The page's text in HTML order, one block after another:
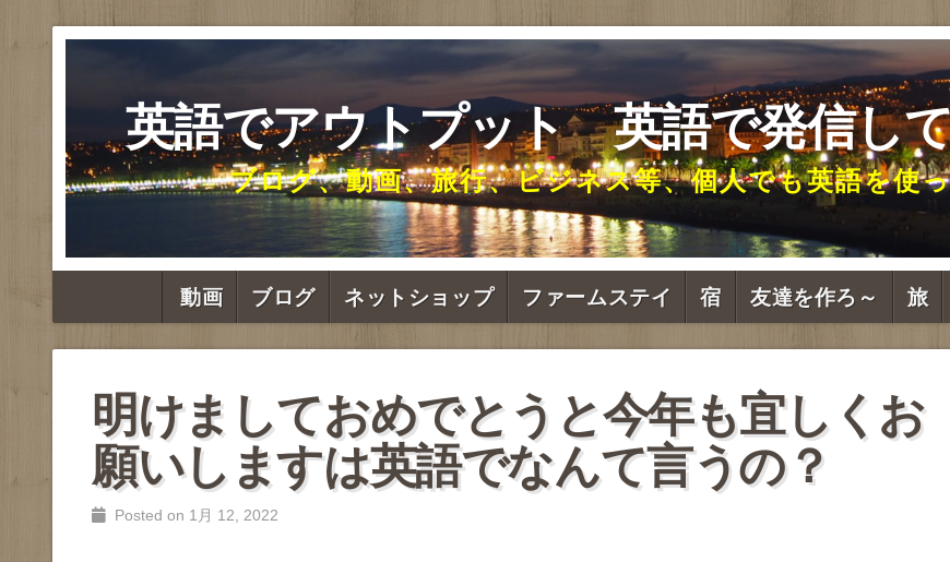
英語でアウトプット 英語で発信し
ブログ、動画、旅行、ビジネス等、個人でも英語を使
動画 ブログ ネットショップ ファームステイ 宿 友達を作ろ～ 旅
明けましておめでとうと今年も宜しくお
願いしますは英語でなんて言うの？
Posted on 1月 12, 2022